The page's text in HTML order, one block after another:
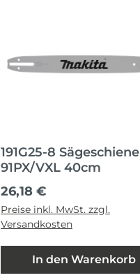
191G25-8 Sägeschiene
91PX/VXL 40cm
Regulärer Preis:
26,18 €
Preise inkl. MwSt. zzgl.
Versandkosten
In den Warenkorb